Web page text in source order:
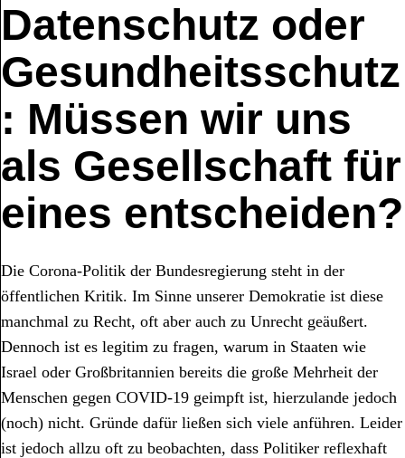
Datenschutz oder
Gesundheitsschutz
: Müssen wir uns
als Gesellschaft für
eines entscheiden?
Die Corona-Politik der Bundesregierung steht in der
öffentlichen Kritik. Im Sinne unserer Demokratie ist diese
manchmal zu Recht, oft aber auch zu Unrecht geäußert.
Dennoch ist es legitim zu fragen, warum in Staaten wie
Israel oder Großbritannien bereits die große Mehrheit der
Menschen gegen COVID-19 geimpft ist, hierzulande jedoch
(noch) nicht. Gründe dafür ließen sich viele anführen. Leider
ist jedoch allzu oft zu beobachten, dass Politiker reflexhaft